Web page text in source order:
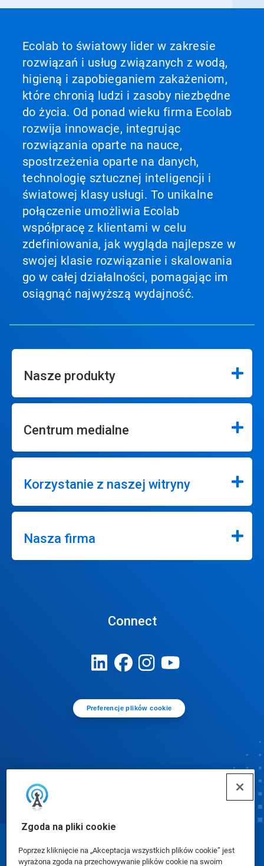
Zgoda na pliki cookie
Poprzez kliknięcie na „Akceptacja wszystkich plików cookie” jest
wyrażona zgoda na przechowywanie plików cookie na swoim
Ecolab to światowy lider w zakresie
rozwiązań i usług związanych z wodą,
higieną i zapobieganiem zakażeniom,
które chronią ludzi i zasoby niezbędne
do życia. Od ponad wieku firma Ecolab
rozwija innowacje, integrując
rozwiązania oparte na nauce,
spostrzeżenia oparte na danych,
technologię sztucznej inteligencji i
światowej klasy usługi. To unikalne
połączenie umożliwia Ecolab
współpracę z klientami w celu
zdefiniowania, jak wygląda najlepsze w
swojej klasie rozwiązanie i skalowania
go w całej działalności, pomagając im
osiągnąć najwyższą wydajność.
Nasze produkty
Centrum medialne
Korzystanie z naszej witryny
Nasza firma
Connect
Preferencje plików cookie
© Ecolab Inc. 2025